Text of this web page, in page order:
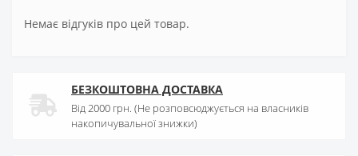
Немає відгуків про цей товар.
БЕЗКОШТОВНА ДОСТАВКА
Від 2000 грн. (Не розповсюджується на власників
накопичувальної знижки)